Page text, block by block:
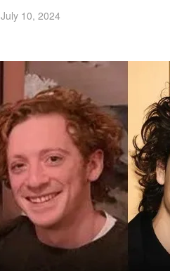
July 10, 2024